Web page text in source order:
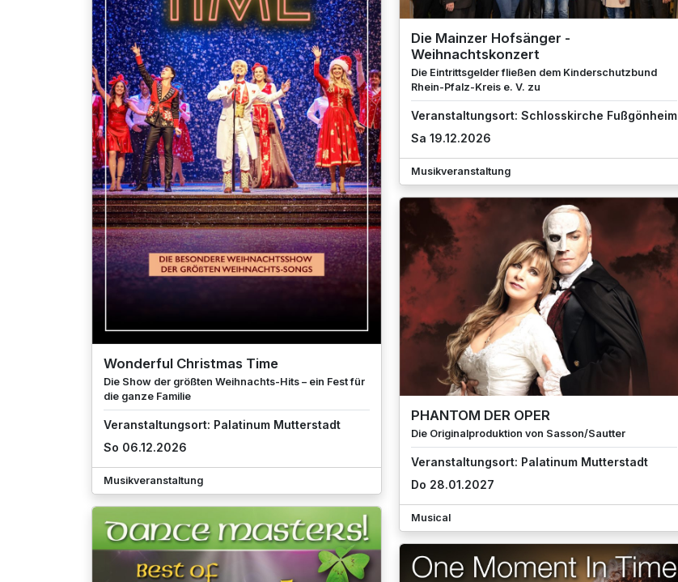
Wonderful Christmas Time
Die Show der größten Weihnachts-Hits – ein Fest für
die ganze Familie
Veranstaltungsort: Palatinum Mutterstadt
So 06.12.2026
Musikveranstaltung
Die Mainzer Hofsänger -
Weihnachtskonzert
Die Eintrittsgelder fließen dem Kinderschutzbund
Rhein-Pfalz-Kreis e. V. zu
Veranstaltungsort: Schlosskirche Fußgönheim
Sa 19.12.2026
Musikveranstaltung
PHANTOM DER OPER
Die Originalproduktion von Sasson/Sautter
Veranstaltungsort: Palatinum Mutterstadt
Do 28.01.2027
Musical